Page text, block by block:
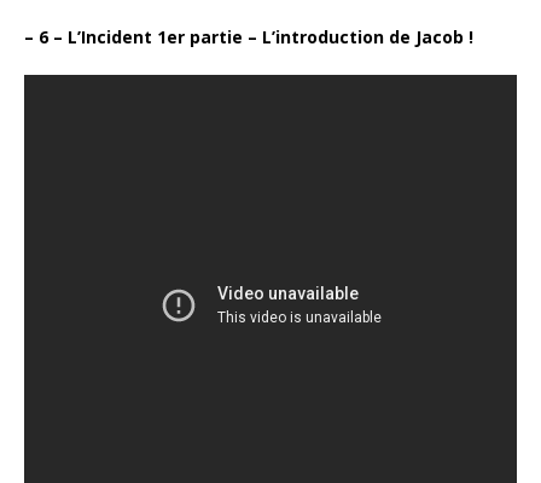
– 6 – L’Incident 1er partie – L’introduction de Jacob !